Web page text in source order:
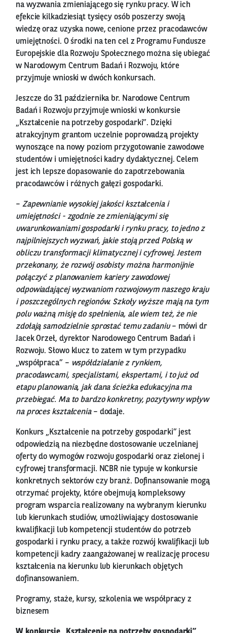
na wyzwania zmieniającego się rynku pracy. W ich
efekcie kilkadziesiąt tysięcy osób poszerzy swoją
wiedzę oraz uzyska nowe, cenione przez pracodawców
umiejętności. O środki na ten cel z Programu Fundusze
Europejskie dla Rozwoju Społecznego można się ubiegać
w Narodowym Centrum Badań i Rozwoju, które
przyjmuje wnioski w dwóch konkursach.
Jeszcze do 31 października br. Narodowe Centrum
Badań i Rozwoju przyjmuje wnioski w konkursie
„Kształcenie na potrzeby gospodarki”. Dzięki
atrakcyjnym grantom uczelnie poprowadzą projekty
wynoszące na nowy poziom przygotowanie zawodowe
studentów i umiejętności kadry dydaktycznej. Celem
jest ich lepsze dopasowanie do zapotrzebowania
pracodawców i różnych gałęzi gospodarki.
– Zapewnianie wysokiej jakości kształcenia i
umiejętności - zgodnie ze zmieniającymi się
uwarunkowaniami gospodarki i rynku pracy, to jedno z
najpilniejszych wyzwań, jakie stoją przed Polską w
obliczu transformacji klimatycznej i cyfrowej. Jestem
przekonany, że rozwój osobisty można harmonijnie
połączyć z planowaniem kariery zawodowej
odpowiadającej wyzwaniom rozwojowym naszego kraju
i poszczególnych regionów. Szkoły wyższe mają na tym
polu ważną misję do spełnienia, ale wiem też, że nie
zdołają samodzielnie sprostać temu zadaniu– mówi dr
Jacek Orzeł, dyrektor Narodowego Centrum Badań i
Rozwoju. Słowo klucz to zatem w tym przypadku
„współpraca” – współdziałanie z rynkiem,
pracodawcami, specjalistami, ekspertami, i to już od
etapu planowania, jak dana ścieżka edukacyjna ma
przebiegać. Ma to bardzo konkretny, pozytywny wpływ
na proces kształcenia– dodaje.
Konkurs „Kształcenie na potrzeby gospodarki” jest
odpowiedzią na niezbędne dostosowanie uczelnianej
oferty do wymogów rozwoju gospodarki oraz zielonej i
cyfrowej transformacji. NCBR nie typuje w konkursie
konkretnych sektorów czy branż. Dofinansowanie mogą
otrzymać projekty, które obejmują kompleksowy
program wsparcia realizowany na wybranym kierunku
lub kierunkach studiów, umożliwiający dostosowanie
kwalifikacji lub kompetencji studentów do potrzeb
gospodarki i rynku pracy, a także rozwój kwalifikacji lub
kompetencji kadry zaangażowanej w realizację procesu
kształcenia na kierunku lub kierunkach objętych
dofinansowaniem.
Programy, staże, kursy, szkolenia we współpracy z
biznesem